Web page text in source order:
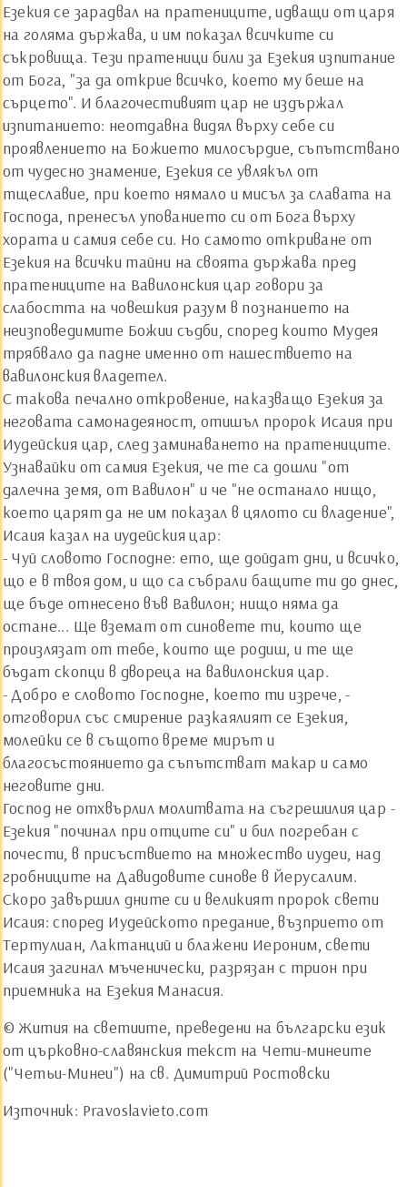
Езекия се зарадвал на пратениците, идващи от царя
на голяма държава, и им показал всичките си
съкровища. Тези пратеници били за Езекия изпитание
от Бога, "за да открие всичко, което му беше на
сърцето". И благочестивият цар не издържал
изпитанието: неотдавна видял върху себе си
проявлението на Божието милосърдие, съпътствано
от чудесно знамение, Езекия се увлякъл от
тщеславие, при което нямало и мисъл за славата на
Господа, пренесъл упованието си от Бога върху
хората и самия себе си. Но самото откриване от
Езекия на всички тайни на своята държава пред
пратениците на Вавилонския цар говори за
слабостта на човешкия разум в познанието на
неизповедимите Божии съдби, според които Мудея
трябвало да падне именно от нашествието на
вавилонския владетел.
С такова печално откровение, наказващо Езекия за
неговата самонадеяност, отишъл пророк Исаия при
Иудейския цар, след заминаването на пратениците.
Узнавайки от самия Езекия, че те са дошли "от
далечна земя, от Вавилон" и че "не останало нищо,
което царят да не им показал в цялото си владение",
Исаия казал на иудейския цар:
- Чуй словото Господне: ето, ще дойдат дни, и всичко,
що е в твоя дом, и що са събрали бащите ти до днес,
ще бъде отнесено във Вавилон; нищо няма да
остане... Ще вземат от синовете ти, които ще
произлязат от тебе, които ще родиш, и те ще
бъдат скопци в двореца на вавилонския цар.
- Добро е словото Господне, което ти изрече, -
отговорил със смирение разкаялият се Езекия,
молейки се в същото време мирът и
благосъстоянието да съпътстват макар и само
неговите дни.
Господ не отхвърлил молитвата на съгрешилия цар -
Езекия "починал при отците си" и бил погребан с
почести, в присъствието на множество иудеи, над
гробниците на Давидовите синове в Йерусалим.
Скоро завършил дните си и великият пророк свети
Исаия: според Иудейското предание, възприето от
Тертулиан, Лактанций и блажени Иероним, свети
Исаия загинал мъченически, разрязан с трион при
приемника на Езекия Манасия.
© Жития на светиите, преведени на български език
от църковно-славянския текст на Чети-минеите
("Четьи-Минеи") на св. Димитрий Ростовски
Източник: Pravoslavieto.com